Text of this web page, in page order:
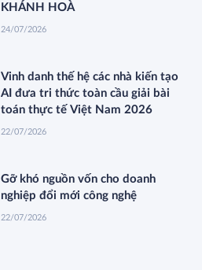
KHÁNH HOÀ
24/07/2026
Vinh danh thế hệ các nhà kiến tạo
AI đưa tri thức toàn cầu giải bài
toán thực tế Việt Nam 2026
22/07/2026
Gỡ khó nguồn vốn cho doanh
nghiệp đổi mới công nghệ
22/07/2026